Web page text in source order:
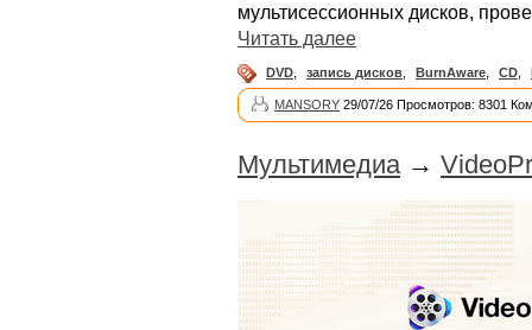
мультисессионных дисков,
Читать далее
DVD запись дисков BurnAware CD
MANSORY 29/07/26 Просмотров: 8301
Мультимедиа→